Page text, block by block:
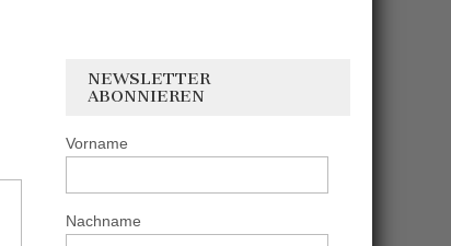
NEWSLETTER
ABONNIEREN
Vorname
Nachname